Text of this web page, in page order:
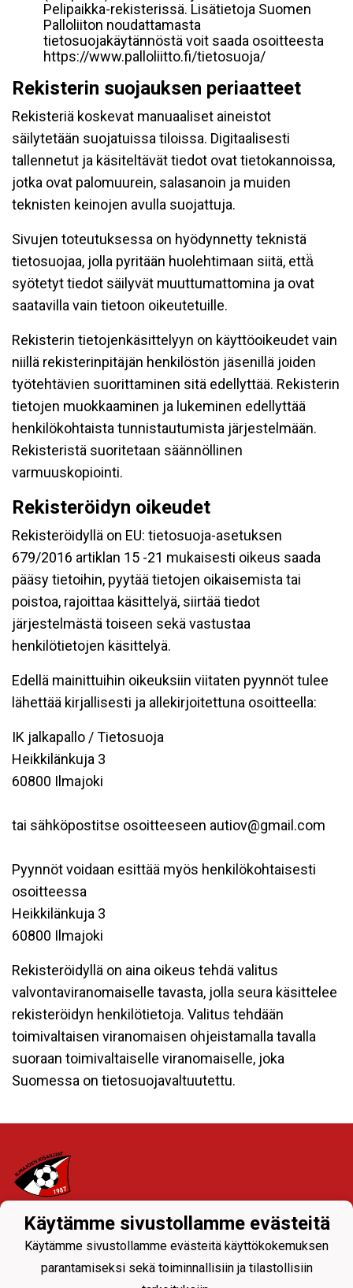
Pelipaikka-rekisterissä. Lisätietoja Suomen
Palloliiton noudattamasta
tietosuojakäytännöstä voit saada osoitteesta
https://www.palloliitto.fi/tietosuoja/
Rekisterin suojauksen periaatteet
Rekisteriä koskevat manuaaliset aineistot
säilytetään suojatuissa tiloissa. Digitaalisesti
tallennetut ja käsiteltävät tiedot ovat tietokannoissa,
jotka ovat palomuurein, salasanoin ja muiden
teknisten keinojen avulla suojattuja.
Sivujen toteutuksessa on hyödynnetty teknistä
tietosuojaa, jolla pyritään huolehtimaan siitä, että̈
syötetyt tiedot säilyvät muuttumattomina ja ovat
saatavilla vain tietoon oikeutetuille.
Rekisterin tietojenkäsittelyyn on käyttöoikeudet vain
niillä rekisterinpitäjän henkilöstön jäsenillä joiden
työtehtävien suorittaminen sitä edellyttää. Rekisterin
tietojen muokkaaminen ja lukeminen edellyttää
henkilökohtaista tunnistautumista järjestelmään.
Rekisteristä suoritetaan säännöllinen
varmuuskopiointi.
Rekisteröidyn oikeudet
Rekisteröidyllä on EU: tietosuoja-asetuksen
679/2016 artiklan 15 -21 mukaisesti oikeus saada
pääsy tietoihin, pyytää tietojen oikaisemista tai
poistoa, rajoittaa käsittelyä, siirtää tiedot
järjestelmästä toiseen sekä vastustaa
henkilötietojen käsittelyä.
Edellä mainittuihin oikeuksiin viitaten pyynnöt tulee
lähettää kirjallisesti ja allekirjoitettuna osoitteella:
IK jalkapallo / Tietosuoja
Heikkilänkuja 3
60800 Ilmajoki
tai sähköpostitse osoitteeseen autiov@gmail.com
Pyynnöt voidaan esittää myös henkilökohtaisesti
osoitteessa
Heikkilänkuja 3
60800 Ilmajoki
Rekisteröidyllä on aina oikeus tehdä valitus
valvontaviranomaiselle tavasta, jolla seura käsittelee
rekisteröidyn henkilötietoja. Valitus tehdään
toimivaltaisen viranomaisen ohjeistamalla tavalla
suoraan toimivaltaiselle viranomaiselle, joka
Suomessa on tietosuojavaltuutettu.
Tietosuojaseloste
Ylävalikon seuranavigoinnista joukkueiden sivuille
Käytämme sivustollamme evästeitä
Käytämme sivustollamme evästeitä käyttökokemuksen
parantamiseksi sekä toiminnallisiin ja tilastollisiin